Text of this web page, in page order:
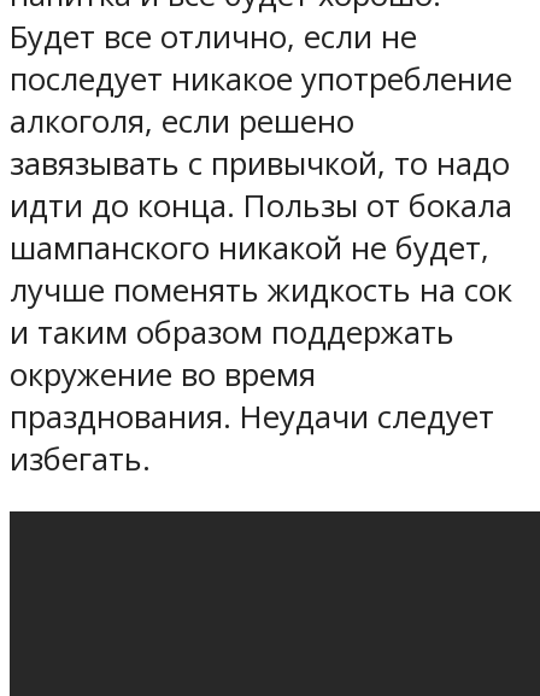
Будет все отлично, если не
последует никакое употребление
алкоголя, если решено
завязывать с привычкой, то надо
идти до конца. Пользы от бокала
шампанского никакой не будет,
лучше поменять жидкость на сок
и таким образом поддержать
окружение во время
празднования. Неудачи следует
избегать.